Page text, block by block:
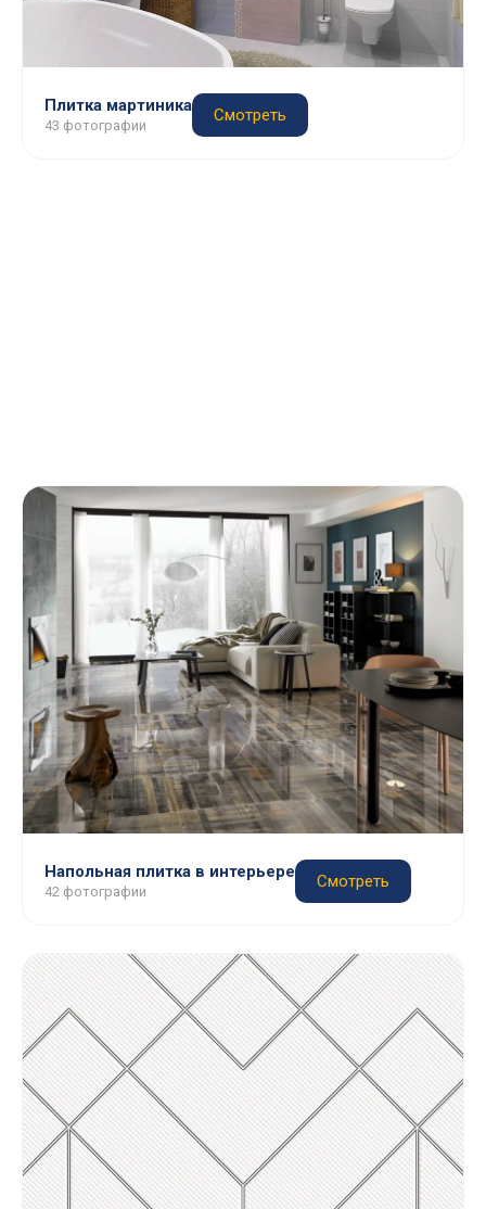
Плитка мартиника
43 фотографии
Смотреть
Напольная плитка в интерьере
42 фотографии
Смотреть